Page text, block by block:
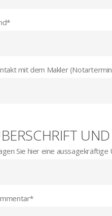
*
mit dem Makler
Sie hier eine aussagekräftige
*